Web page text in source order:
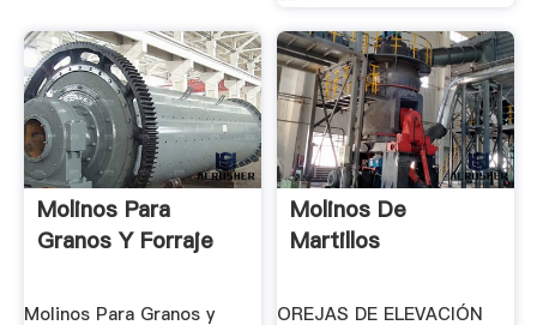
Molinos Para
Granos Y Forraje
Molinos Para Granos y
Molinos De
Martillos
OREJAS DE ELEVACIÓN